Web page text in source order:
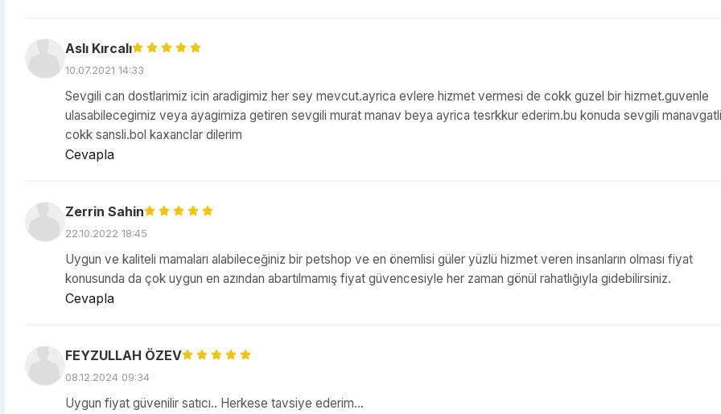
Aslı Kırcalı
10.07.2021 14:33
Sevgili can dostlarimiz icin aradigimiz her sey mevcut.ayrica evlere hizmet vermesi de cokk guzel bir hizmet.guvenle
ulasabilecegimiz veya ayagimiza getiren sevgili murat manav beya ayrica tesrkkur ederim.bu konuda sevgili
cokk sansli.bol kaxanclar dilerim
Cevapla
Zerrin Sahin
22.10.2022 18:45
Uygun ve kaliteli mamaları alabileceğiniz bir petshop ve en önemlisi güler yüzlü hizmet veren insanların olması fiyat
konusunda da çok uygun en azından abartılmamış fiyat güvencesiyle her zaman gönül rahatlığıyla gidebilirsiniz.
Cevapla
FEYZULLAH ÖZEV
08.12.2024 09:34
Uygun fiyat güvenilir satıcı.. Herkese tavsiye ederim...